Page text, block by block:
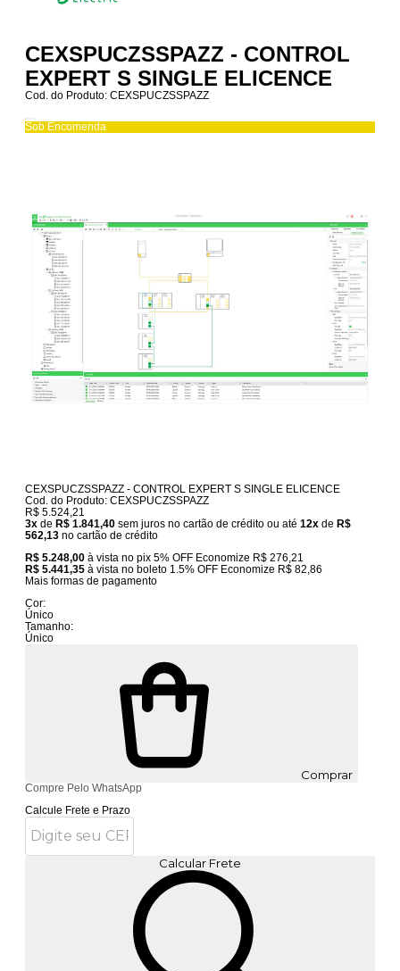
CEXSPUCZSSPAZZ - CONTROL
EXPERT S SINGLE ELICENCE
Cod. do Produto: CEXSPUCZSSPAZZ
Sob Encomenda
CEXSPUCZSSPAZZ - CONTROL EXPERT S SINGLE ELICENCE
Cod. do Produto: CEXSPUCZSSPAZZ
R$ 5.524,21
3x deR$ 1.841,40 sem juros no cartão de crédito ou até12x deR$
562,13 no cartão de crédito
R$ 5.248,00à vista no pix5% OFF Economize R$ 276,21
R$ 5.441,35à vista no boleto 1.5% OFF Economize R$ 82,86
Mais formas de pagamento
Cor:
Único
Tamanho:
Único
Comprar
Compre Pelo WhatsApp
Calcule Frete e Prazo
Calcular Frete